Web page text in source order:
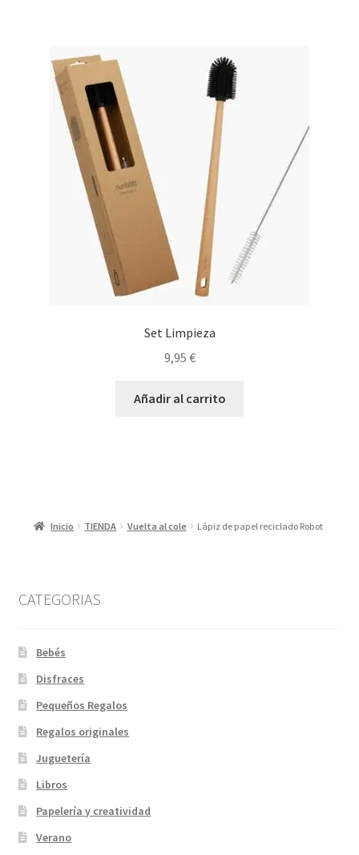
Set Limpieza
9,95 €
Añadir al carrito
Inicio TIENDA Vuelta al cole Lápiz de papel reciclado Robot
CATEGORIAS
Bebés
Disfraces
Pequeños Regalos
Regalos originales
Juguetería
Libros
Papelería y creatividad
Verano